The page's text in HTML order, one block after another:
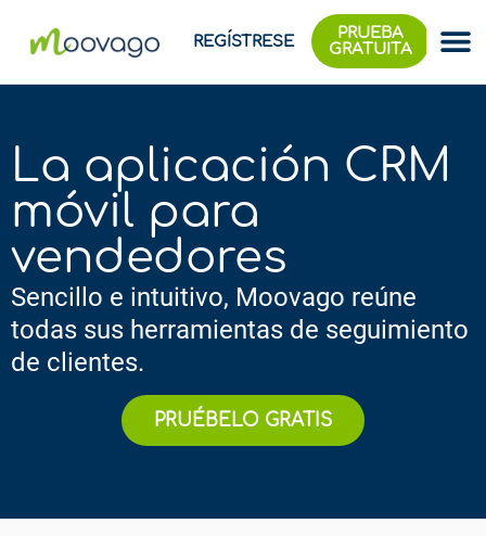
REGÍSTRESE
PRUEBA
GRATUITA
La aplicación CRM
móvil para
vendedores
Sencillo e intuitivo, Moovago reúne
todas sus herramientas de seguimiento
de clientes.
PRUÉBELO GRATIS